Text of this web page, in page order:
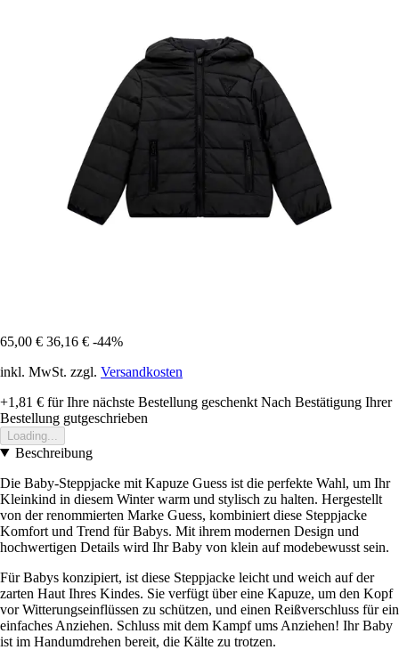
65,00 € 36,16 € -44%
inkl. MwSt. zzgl. Versandkosten
+1,81 € für Ihre nächste Bestellung geschenkt Nach Bestätigung Ihrer
Bestellung gutgeschrieben
Loading...
Beschreibung
Die Baby-Steppjacke mit Kapuze Guess ist die perfekte Wahl, um Ihr
Kleinkind in diesem Winter warm und stylisch zu halten. Hergestellt
von der renommierten Marke Guess, kombiniert diese Steppjacke
Komfort und Trend für Babys. Mit ihrem modernen Design und
hochwertigen Details wird Ihr Baby von klein auf modebewusst sein.
Für Babys konzipiert, ist diese Steppjacke leicht und weich auf der
zarten Haut Ihres Kindes. Sie verfügt über eine Kapuze, um den Kopf
vor Witterungseinflüssen zu schützen, und einen Reißverschluss für ein
einfaches Anziehen. Schluss mit dem Kampf ums Anziehen! Ihr Baby
ist im Handumdrehen bereit, die Kälte zu trotzen.